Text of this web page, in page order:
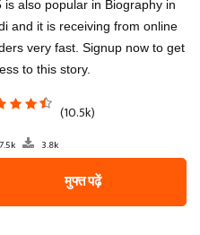
is also popular in Biography in
and it is receiving from online
very fast. Signup now to get
to this story.
(10.5k)
7.5k 3.8k
मुफ्त पढ़ें